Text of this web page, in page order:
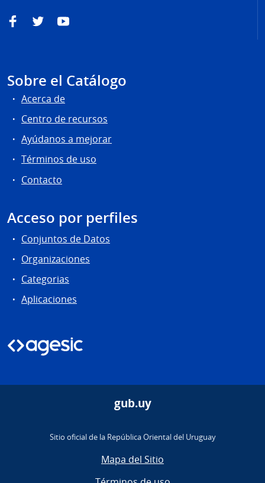
FacebookTwitterYouTube
Sobre el Catálogo
Acerca de
Centro de recursos
Ayúdanos a mejorar
Términos de uso
Contacto
Acceso por perfiles
Conjuntos de Datos
Organizaciones
Categorias
Aplicaciones
gub.uy
Sitio oficial de la República Oriental del Uruguay
Mapa del Sitio